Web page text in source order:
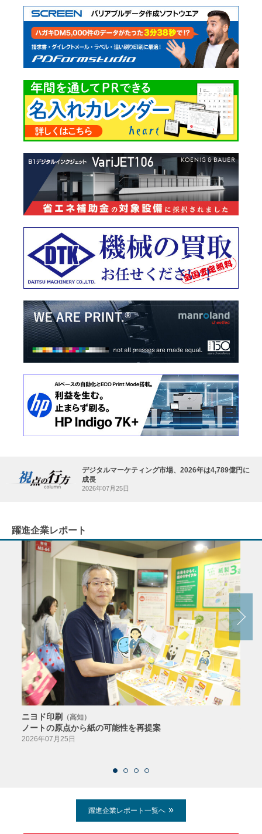
デジタルマーケティング市場、2026年は4,789億円に
成長
2026年07月25日
躍進企業レポート
ニヨド印刷 （高知）
ノートの原点から紙の可能性を再提案
2026年07月25日
躍進企業レポート一覧へ